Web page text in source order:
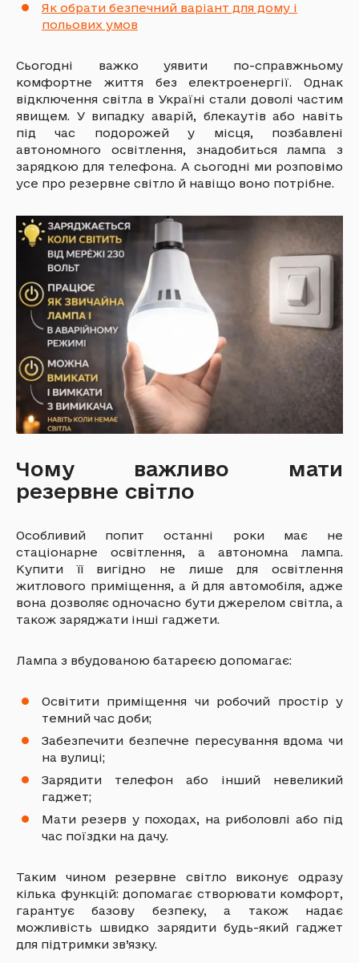
Як обрати безпечний варіант для дому і
польових умов
Сьогодні важко уявити по-справжньому
комфортне життя без електроенергії. Однак
відключення світла в Україні стали доволі частим
явищем. У випадку аварій, блекаутів або навіть
під час подорожей у місця, позбавлені
автономного освітлення, знадобиться лампа з
зарядкою для телефона. А сьогодні ми розповімо
усе про резервне світло й навіщо воно потрібне.
Чому важливо мати
резервне світло
Особливий попит останні роки має не
стаціонарне освітлення, а автономна лампа.
Купити її вигідно не лише для освітлення
житлового приміщення, а й для автомобіля, адже
вона дозволяє одночасно бути джерелом світла, а
також заряджати інші гаджети.
Лампа з вбудованою батареєю допомагає:
Освітити приміщення чи робочий простір у
темний час доби;
Забезпечити безпечне пересування вдома чи
на вулиці;
Зарядити телефон або інший невеликий
гаджет;
Мати резерв у походах, на риболовлі або під
час поїздки на дачу.
Таким чином резервне світло виконує одразу
кілька функцій: допомагає створювати комфорт,
гарантує базову безпеку, а також надає
можливість швидко зарядити будь-який гаджет
для підтримки зв’язку.